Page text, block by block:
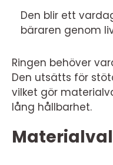
Den blir ett
bäraren genom
Ringen behöver
Den utsätts för
vilket gör
lång hållbarhet.